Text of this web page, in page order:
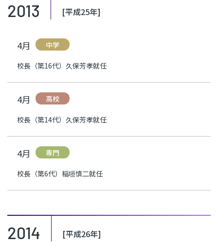
2013 [平成25年]
4月 中学
校長（第16代）久保芳孝就任
4月 高校
校長（第14代）久保芳孝就任
4月 専門
校長（第6代）稲垣慎二就任
2014 [平成26年]